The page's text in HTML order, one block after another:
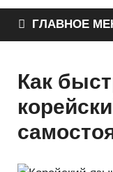
ГЛАВНОЕ
Как